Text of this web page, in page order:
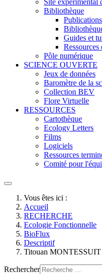
Site expérimental
Bibliothèque
Publications
Guides et
Pôle numérique
SCIENCE OUVERTE
Jeux de données
Baromètre de la
Collection BEV
Flore Virtuelle
RESSOURCES
Cartothèque
Ecology Letters
Films
Logiciels
Ressources
Comité pour
Vous êtes ici :
Accueil
RECHERCHE
Ecologie Fonctionnelle
BioFlux
Descriptif
Titouan MONTESSUIT
Rechercher